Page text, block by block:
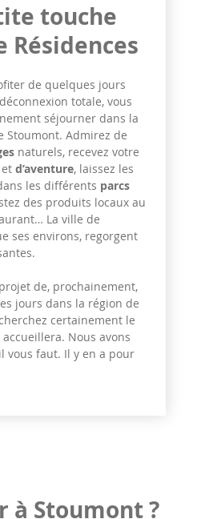
touche
Résidences
de quelques jours
totale, vous
séjourner dans la
Stoumont. Admirez de
naturels, recevez votre
et d’aventure, laissez les
les différents parcs
des produits locaux au
La ville de
ses environs, regorgent
de, prochainement,
jours dans la région de
certainement le
Nous avons
vous faut. Il y en a pour
à Stoumont ?